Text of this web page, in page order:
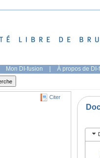
Mon DI-fusion | À propos de DI-
Citer